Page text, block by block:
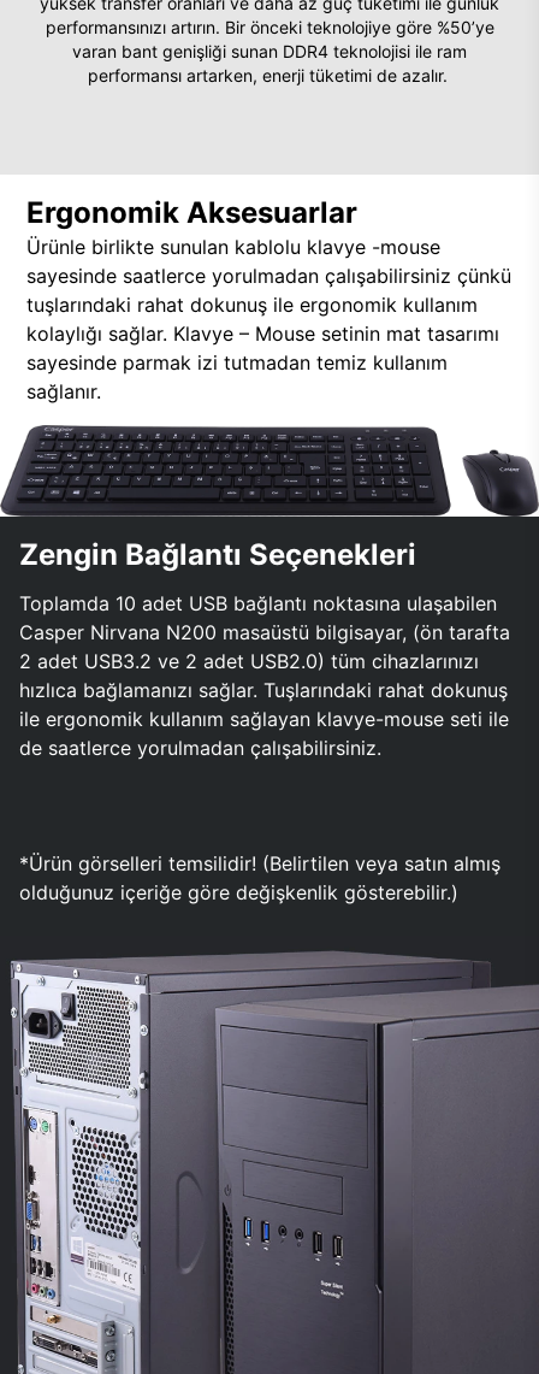
performansınızı artırın. Bir önceki teknolojiye göre %50’ye
varan bant genişliği sunan DDR4 teknolojisi ile ram
performansı artarken, enerji tüketimi de azalır.
Ergonomik Aksesuarlar
Ürünle birlikte sunulan kablolu klavye -mouse
sayesinde saatlerce yorulmadan çalışabilirsiniz çünkü
tuşlarındaki rahat dokunuş ile ergonomik kullanım
kolaylığı sağlar. Klavye – Mouse setinin mat tasarımı
sayesinde parmak izi tutmadan temiz kullanım
sağlanır.
Zengin Bağlantı Seçenekleri
Toplamda 10 adet USB bağlantı noktasına ulaşabilen
Casper Nirvana N200 masaüstü bilgisayar, (ön tarafta
2 adet USB3.2 ve 2 adet USB2.0) tüm cihazlarınızı
hızlıca bağlamanızı sağlar. Tuşlarındaki rahat dokunuş
ile ergonomik kullanım sağlayan klavye-mouse seti ile
de saatlerce yorulmadan çalışabilirsiniz.
*Ürün görselleri temsilidir! (Belirtilen veya satın almış
olduğunuz içeriğe göre değişkenlik gösterebilir.)